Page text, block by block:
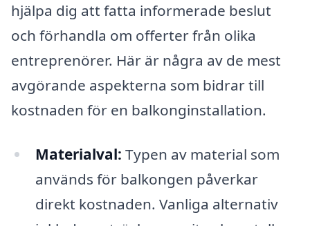
hjälpa dig att fatta informerade beslut
och förhandla om offerter från olika
entreprenörer. Här är några av de mest
avgörande aspekterna som bidrar till
kostnaden för en balkonginstallation.
Materialval: Typen av material som
används för balkongen påverkar
direkt kostnaden. Vanliga alternativ